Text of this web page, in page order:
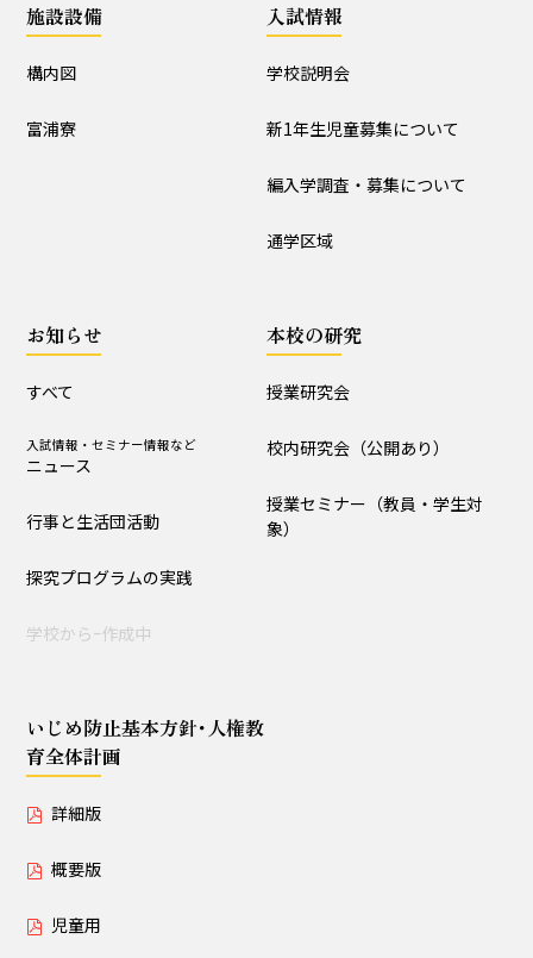
構内図 富浦寮
すべて 入試情報・セミナー情報など
学校からｰ作成中
いじめ防止基本方針･人権教育全体計画
詳細版
児童用
施設設備
構内図
富浦寮
入試情報
学校説明会
新1年生児童募集について
編入学調査・募集について
通学区域
お知らせ
すべて
入試情報・セミナー情報など
ニュース
行事と生活団活動
探究プログラムの実践
学校からｰ作成中
本校の研究
授業研究会
校内研究会（公開あり）
授業セミナー（教員・学生対
象）
いじめ防止基本方針･人権教
育全体計画
詳細版
概要版
児童用